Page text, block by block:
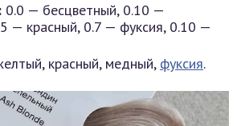
0.0 — бесцветный, 0.10 —
— красный, 0.7 — фуксия, 0.10 —
красный, медный, фуксия.